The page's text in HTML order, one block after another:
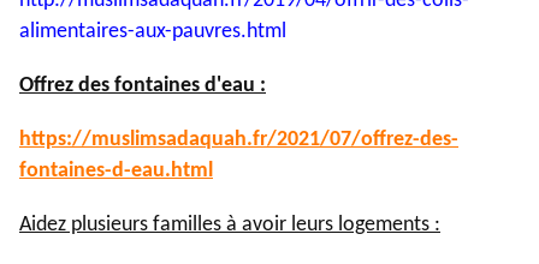
alimentaires-aux-pauvres.html
Offrez des fontaines d'eau :
https://muslimsadaquah.fr/2021/07/offrez-des-
fontaines-d-eau.html
Aidez plusieurs familles à avoir leurs logements :